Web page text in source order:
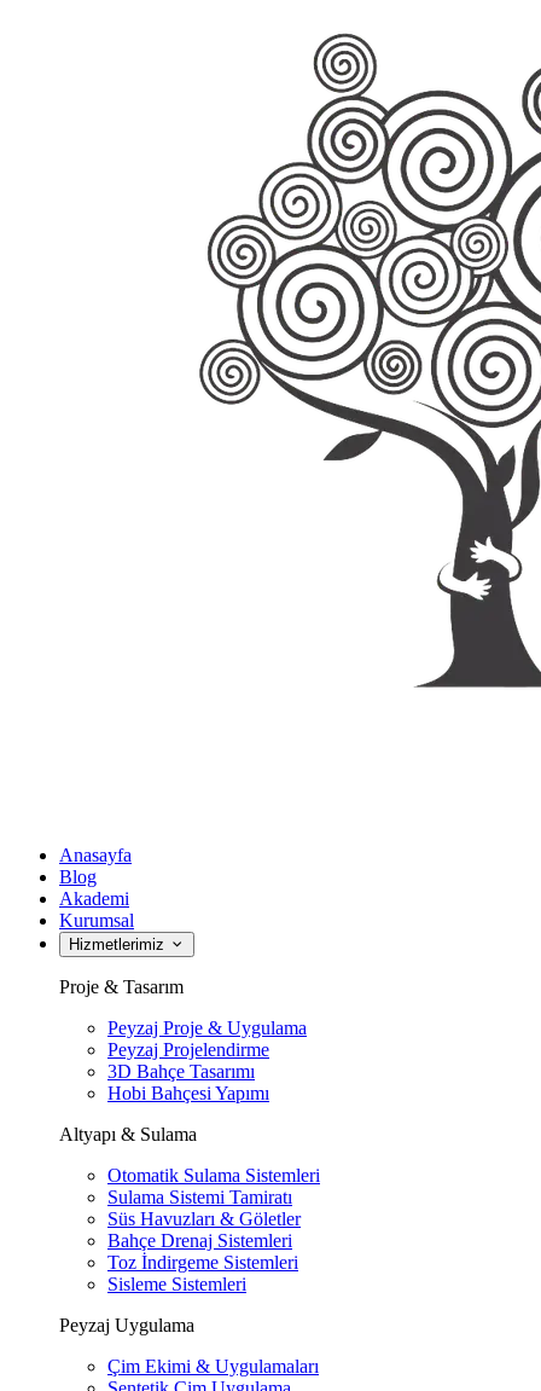
Anasayfa
Blog
Akademi
Kurumsal
Hizmetlerimiz
Proje & Tasarım
Peyzaj Proje & Uygulama
Peyzaj Projelendirme
3D Bahçe Tasarımı
Hobi Bahçesi Yapımı
Altyapı & Sulama
Otomatik Sulama Sistemleri
Sulama Sistemi Tamiratı
Süs Havuzları & Göletler
Bahçe Drenaj Sistemleri
Toz İndirgeme Sistemleri
Sisleme Sistemleri
Peyzaj Uygulama
Çim Ekimi & Uygulamaları